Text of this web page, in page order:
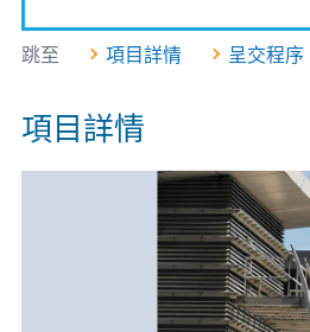
跳至 項目詳情 呈交程序
項目詳情